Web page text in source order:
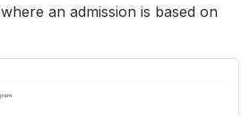
where an admission is based on